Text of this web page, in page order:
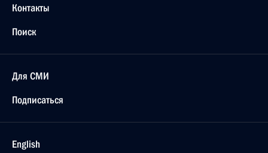
Контакты
Поиск
Для СМИ
Подписаться
English